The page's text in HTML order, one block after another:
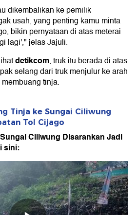
dikembalikan ke pemilik
usah, yang penting kamu minta
bikin pernyataan di atas meterai
lagi'," jelas Jajuli.
detikcom, truk itu berada di atas
selang dari truk menjulur ke arah
tinja.
Tinja ke Sungai Ciliwung
Tol Cijago
Ciliwung Disarankan Jadi
sini: